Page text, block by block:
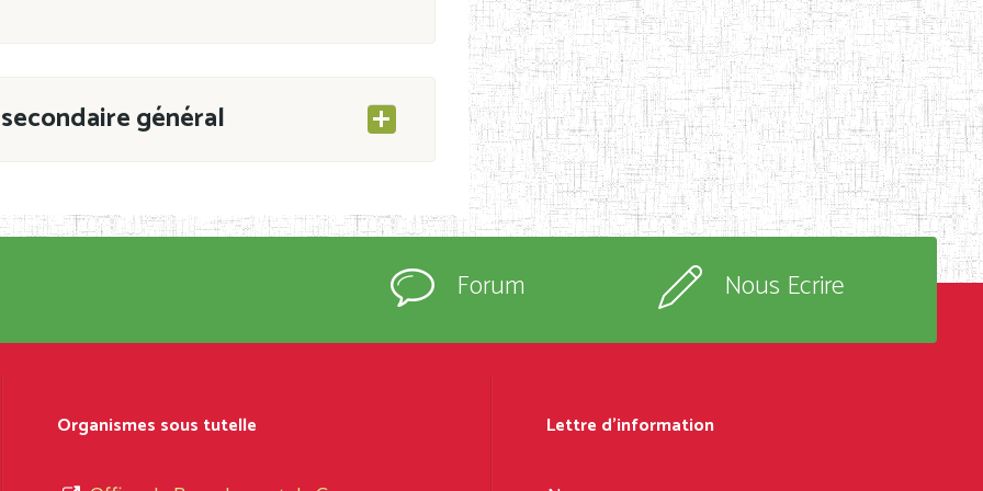
général
CAB du 21 mars 2011 portant ouverture
immatriculés et inscrits au
Forum Nous Ecrire
Organismes sous tutelle Lettre d'information